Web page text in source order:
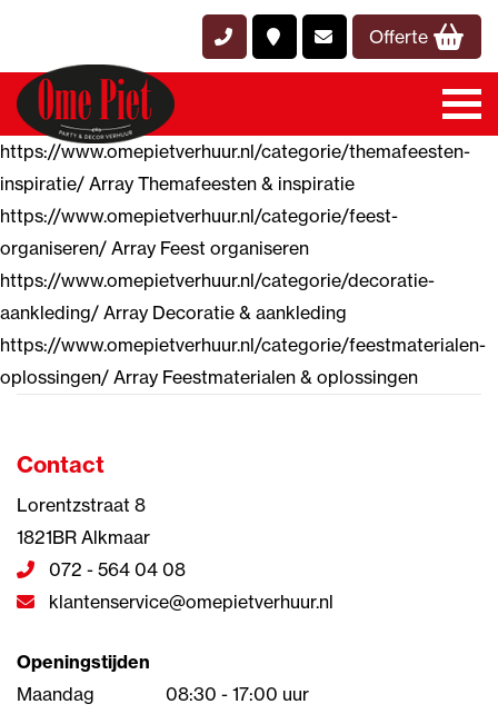
Offerte
https://www.omepietverhuur.nl/categorie/themafeesten-
inspiratie/ Array Themafeesten & inspiratie
https://www.omepietverhuur.nl/categorie/feest-
organiseren/ Array Feest organiseren
https://www.omepietverhuur.nl/categorie/decoratie-
aankleding/ Array Decoratie & aankleding
https://www.omepietverhuur.nl/categorie/feestmaterialen-
oplossingen/ Array Feestmaterialen & oplossingen
Contact
Lorentzstraat 8
1821BR Alkmaar
072 - 564 04 08
klantenservice@omepietverhuur.nl
Openingstijden
Maandag
08:30 - 17:00 uur